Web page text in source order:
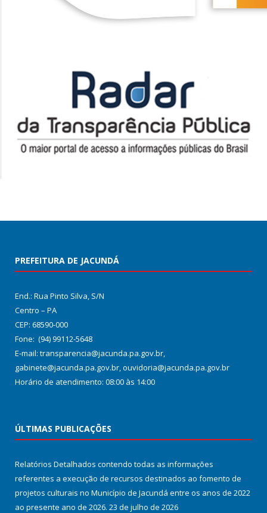
PREFEITURA DE JACUNDÁ
End.: Rua Pinto Silva, S/N
Centro – PA
CEP: 68590-000
Fone: (94) 99112-5648
E-mail: transparencia@jacunda.pa.gov.br,
gabinete@jacunda.pa.gov.br, ouvidoria@jacunda.pa.gov.br
Horário de atendimento: 08:00 às 14:00
ÚLTIMAS PUBLICAÇÕES
Relatórios Detalhados contendo todas as informações
referentes a execução de recursos destinados ao fomento de
projetos culturais no Município de Jacundá entre os anos de 2022
ao presente ano de 2026. 23 de julho de 2026